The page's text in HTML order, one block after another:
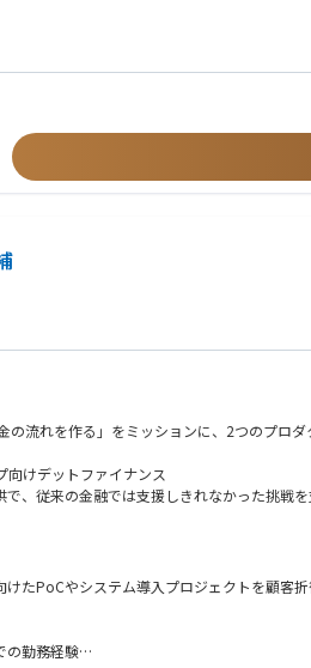
もあれば尚良し
流れを作る」をミッションに、2つのプロダ
けデットファイナンス
、従来の金融では支援しきれなかった挑戦を
プリ
組みを提供しています。
・推進業務（商談・提案・関係構築）
たPoCやシステム導入プロジェクトを顧客
の勤務経験